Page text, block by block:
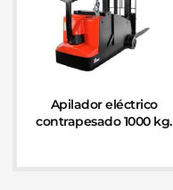
Apilador eléctrico
contrapesado 1000 kg.